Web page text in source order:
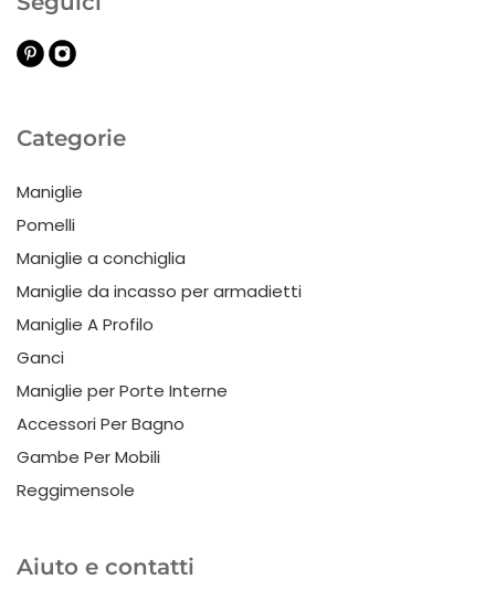
Categorie
Maniglie
Pomelli
Maniglie a conchiglia
Maniglie da incasso per armadietti
Maniglie A Profilo
Ganci
Maniglie per Porte Interne
Accessori Per Bagno
Gambe Per Mobili
Reggimensole
Aiuto e contatti